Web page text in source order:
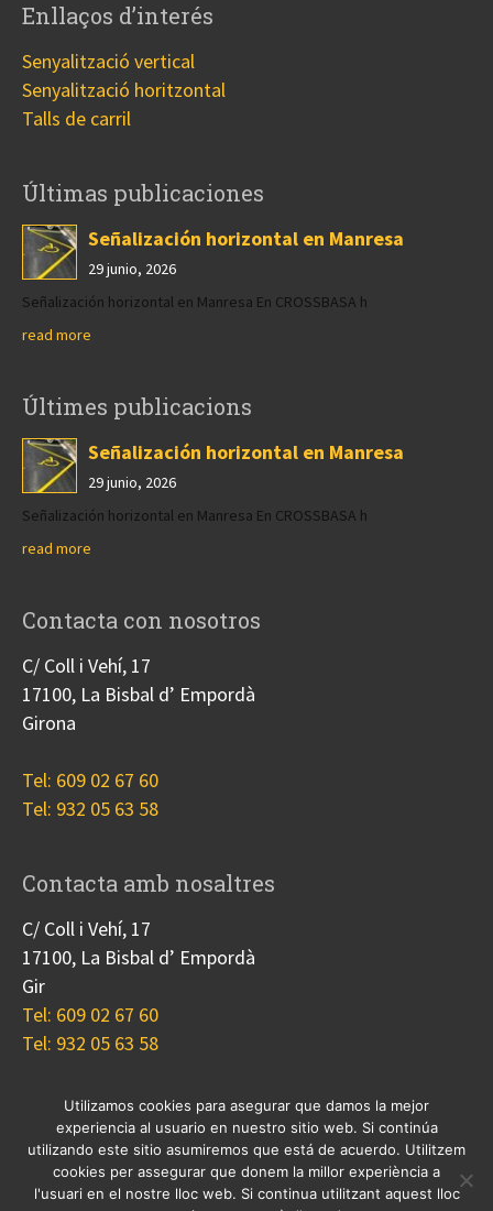
Enllaços d’interés
Senyalització vertical
Senyalització horitzontal
Talls de carril
Últimas publicaciones
Señalización horizontal en Manresa
29 junio, 2026
Señalización horizontal en Manresa En CROSSBASA h
read more
Últimes publicacions
Señalización horizontal en Manresa
29 junio, 2026
Señalización horizontal en Manresa En CROSSBASA h
read more
Contacta con nosotros
C/ Coll i Vehí, 17
17100, La Bisbal d’ Empordà
Girona
Tel: 609 02 67 60
Tel: 932 05 63 58
Contacta amb nosaltres
C/ Coll i Vehí, 17
17100, La Bisbal d’ Empordà
Gir
Tel: 609 02 67 60
Tel: 932 05 63 58
Nosotros Proyectos Blog
Contacto
Cookies
Utilizamos cookies para asegurar que damos la mejor
experiencia al usuario en nuestro sitio web. Si continúa
utilizando este sitio asumiremos que está de acuerdo. Utilitzem
cookies per assegurar que donem la millor experiència a
l'usuari en el nostre lloc web. Si continua utilitzant aquest lloc